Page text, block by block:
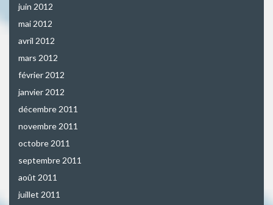
juin 2012
mai 2012
avril 2012
mars 2012
février 2012
janvier 2012
décembre 2011
novembre 2011
octobre 2011
septembre 2011
août 2011
juillet 2011